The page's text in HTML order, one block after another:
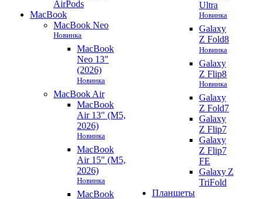
AirPods
MacBook
MacBook Neo
Новинка
MacBook
Neo 13"
(2026)
Новинка
MacBook Air
MacBook
Air 13" (M5,
2026)
Новинка
MacBook
Air 15" (M5,
2026)
Новинка
MacBook
Ultra
Новинка
Galaxy
Z Fold8
Новинка
Galaxy
Z Flip8
Новинка
Galaxy
Z Fold7
Galaxy
Z Flip7
Galaxy
Z Flip7
FE
Galaxy Z
TriFold
Планшеты